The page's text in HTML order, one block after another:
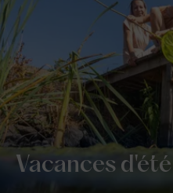
Vacances d'été